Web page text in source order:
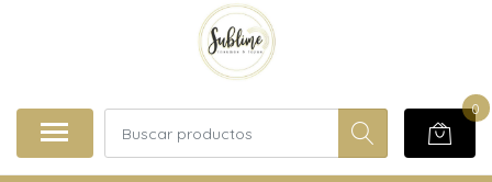
0